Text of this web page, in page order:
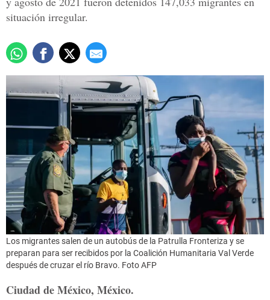
situación irregular.
Los migrantes salen de un autobús de la Patrulla Fronteriza y se
preparan para ser recibidos por la Coalición Humanitaria Val Verde
después de cruzar el río Bravo. Foto AFP
Ciudad de México, México.